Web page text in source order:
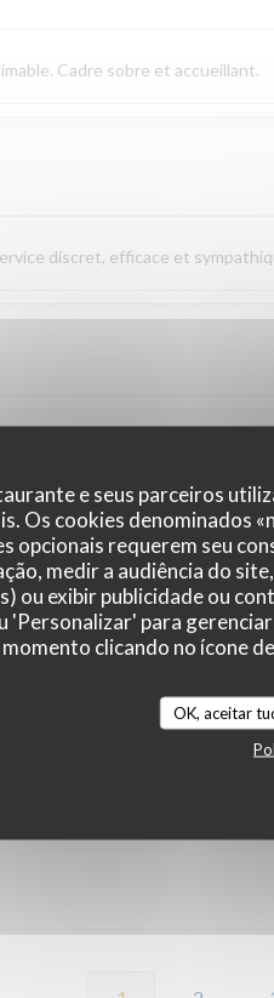
e seus parceiros
Os cookies denominados
opcionais requerem seu
medir a audiência do
ou exibir publicidade ou
'Personalizar' para
momento clicando no ícone
OK, aceitar
Cadre sobre et accueillant.
discret, efficace et
avec un accueil et un service
nous sommes régalés !